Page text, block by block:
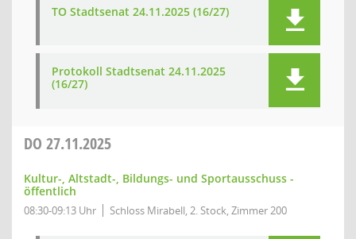
TO Stadtsenat 24.11.2025 (16/27)
Protokoll Stadtsenat 24.11.2025
(16/27)
DO 27.11.2025
Kultur-, Altstadt-, Bildungs- und Sportausschuss -
öffentlich
08:30-09:13 Uhr Schloss Mirabell, 2. Stock, Zimmer 200